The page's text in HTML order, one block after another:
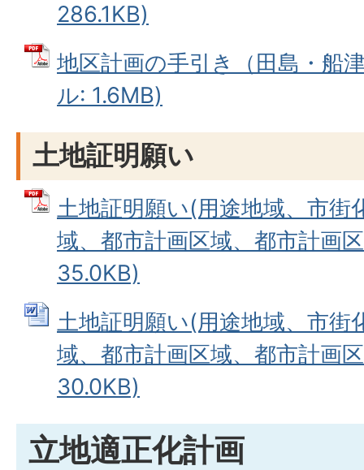
286.1KB)
地区計画の手引き（田島・船
ル: 1.6MB)
土地証明願い
土地証明願い(用途地域、市街
域、都市計画区域、都市計画
35.0KB)
土地証明願い(用途地域、市街
域、都市計画区域、都市計画
30.0KB)
立地適正化計画